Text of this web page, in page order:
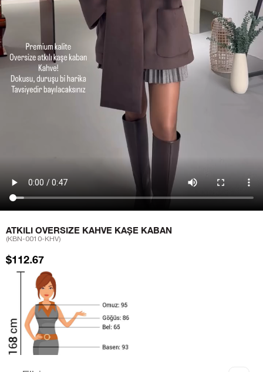
ATKILI OVERSIZE KAHVE KAŞE KABAN
(KBN-0010-KHV)
$112.67